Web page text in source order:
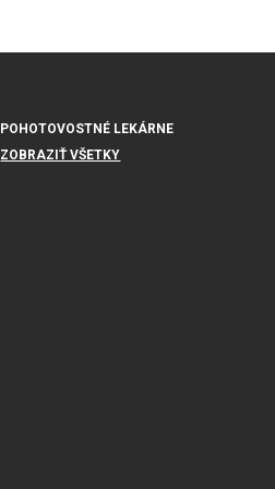
POHOTOVOSTNÉ LEKÁRNE
ZOBRAZIŤ VŠETKY